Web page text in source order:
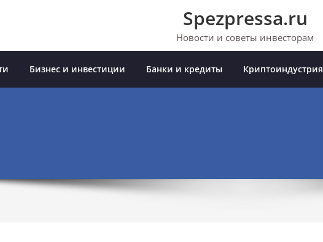
Spezpressa.ru
Новости и советы инвесторам
Бизнес и инвестиции Банки и кредиты Криптоиндустрия